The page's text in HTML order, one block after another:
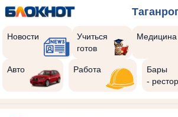
Таганрог
Новости
Учиться
готов
Медицина
Авто Работа
Бары
-